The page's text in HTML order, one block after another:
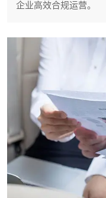
企业高效合规运营。